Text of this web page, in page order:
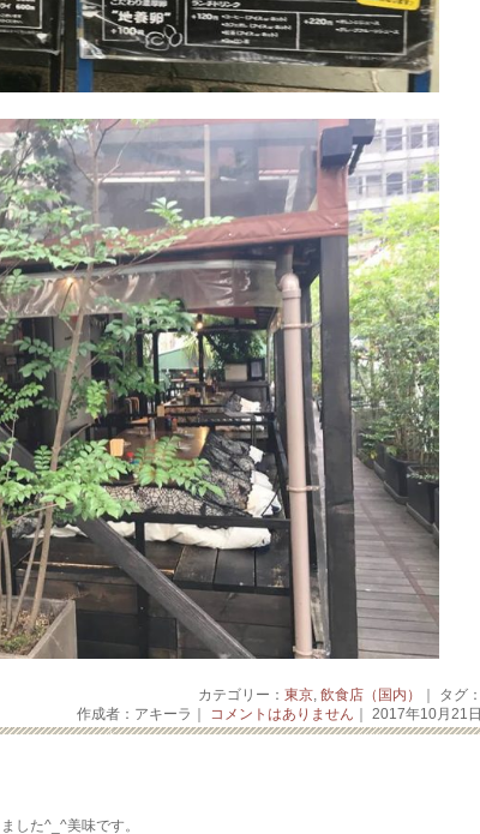
カテゴリー： 東京, 飲食店（国内）
｜ タグ：
作成者：アキーラ｜ コメントはありません ｜ 2017年10月21日
した^_^美味です。